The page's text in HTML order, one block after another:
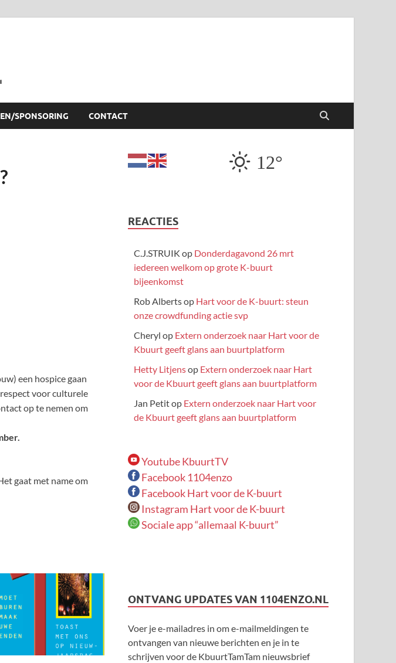
SPONSORING CONTACT
een hospice gaan
voor culturele
op te nemen om
gaat met name om
12°
REACTIES
C.J.STRUIK op Donderdagavond 26 mrt
iedereen welkom op grote K-buurt
bijeenkomst
Rob Albertsop Hart voor de K-buurt: steun
onze crowdfunding actie svp
Cheryl op Extern onderzoek naar Hart voor de
Kbuurt geeft glans aan buurtplatform
Hetty Litjensop Extern onderzoek naar Hart
voor de Kbuurt geeft glans aan buurtplatform
Jan Petitop Extern onderzoek naar Hart voor
de Kbuurt geeft glans aan buurtplatform
Youtube KbuurtTV
Facebook 1104enzo
Facebook Hart voor de K-buurt
Instagram Hart voor de K-buurt
Sociale app “allemaal K-buurt”
ONTVANG UPDATES VAN 1104ENZO.NL
Voer je e-mailadres in om e-mailmeldingen te
ontvangen van nieuwe berichten en je in te
schrijven voor de KbuurtTamTam nieuwsbrief